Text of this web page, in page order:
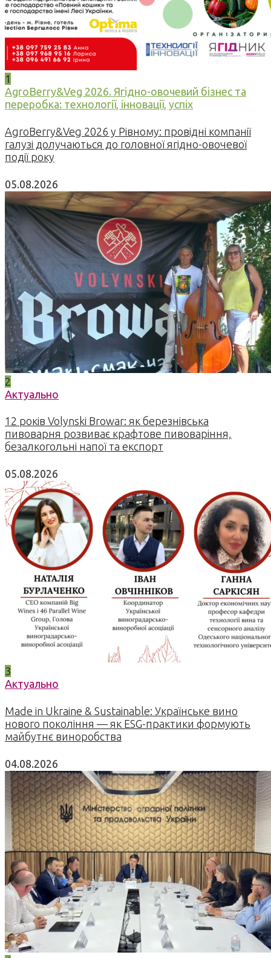
1
AgroBerry&Veg 2026. Ягідно-овочевий бізнес та
переробка: технології, інновації, успіх
AgroBerry&Veg 2026 у Рівному: провідні компанії
галузі долучаються до головної ягідно-овочевої
події року
05.08.2026
2
Актуально
12 років Volynski Browar: як березнівська
пивоварня розвиває крафтове пивоваріння,
безалкогольні напої та експорт
05.08.2026
3
Актуально
Made in Ukraine & Sustainable: Українське вино
нового покоління — як ESG-практики формують
майбутнє виноробства
04.08.2026